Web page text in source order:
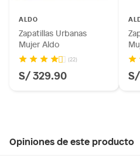
ALDO
Zapatillas Urbanas
Mujer Aldo
(22)
S/ 329.90
Opiniones de este producto